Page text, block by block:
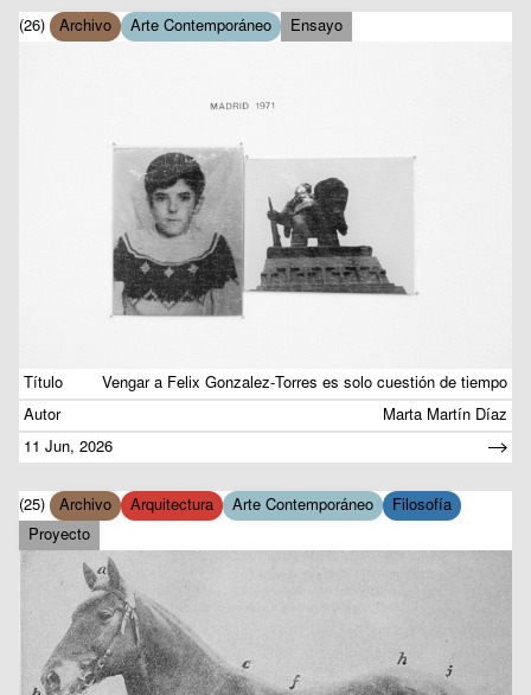
(26) Archivo Arte Contemporáneo Ensayo
Título
Vengar a Felix Gonzalez-Torres es solo cuestión de tiempo
Autor
Marta Martín Díaz
11 Jun, 2026
(25) Archivo Arquitectura Arte Contemporáneo
Filosofía
Proyecto